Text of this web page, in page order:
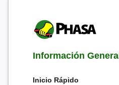
Información General
Inicio Rápido